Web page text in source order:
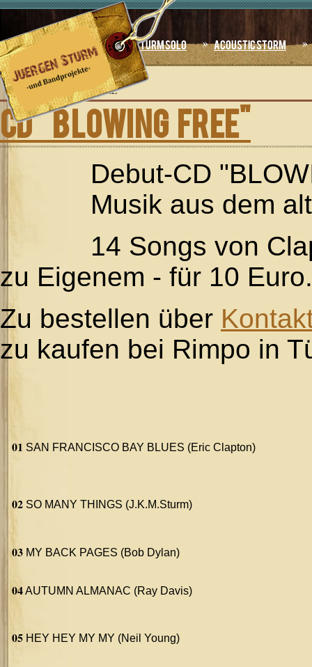
Home Sturm Solo Acoustic Storm
AKTUELLE
SEITE:
STARTSEITE
CD "BLOWING FREE"
CD "BLOWING FREE"
Debut-CD
Musik aus dem
14 Songs von
zu Eigenem - für 10 Euro.
Zu bestellen über
zu kaufen bei Rimpo in
01 SAN FRANCISCO BAY BLUES (Eric Clapton)
02 SO MANY THINGS (J.K.M.Sturm)
03 MY BACK PAGES (Bob Dylan)
04AUTUMN ALMANAC (Ray Davis)
05 HEY HEY MY MY (Neil Young)
JahrMonat
JahrMonat